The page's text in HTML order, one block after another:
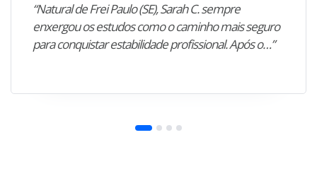
“Natural de Frei Paulo (SE), Sarah C. sempre
enxergou os estudos como o caminho mais seguro
para conquistar estabilidade profissional. Após o…”